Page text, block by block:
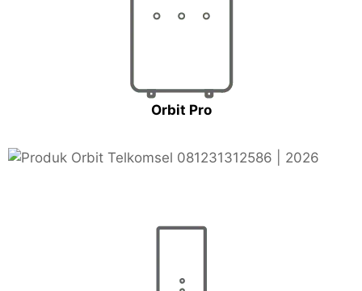
Orbit Pro